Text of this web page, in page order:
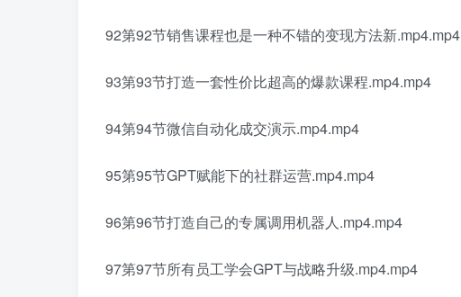
92第92节销售课程也是一种不错的变现方法新.mp4.mp4
93第93节打造一套性价比超高的爆款课程.mp4.mp4
94第94节微信自动化成交演示.mp4.mp4
95第95节GPT赋能下的社群运营.mp4.mp4
96第96节打造自己的专属调用机器人.mp4.mp4
97第97节所有员工学会GPT与战略升级.mp4.mp4